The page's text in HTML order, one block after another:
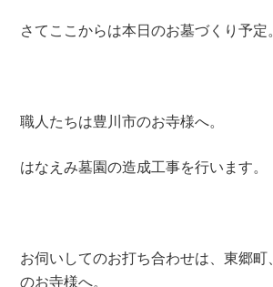
さてここからは本日のお墓づくり予定。
職人たちは豊川市のお寺様へ。
はなえみ墓園の造成工事を行います。
お伺いしてのお打ち合わせは、東郷
のお寺様へ。